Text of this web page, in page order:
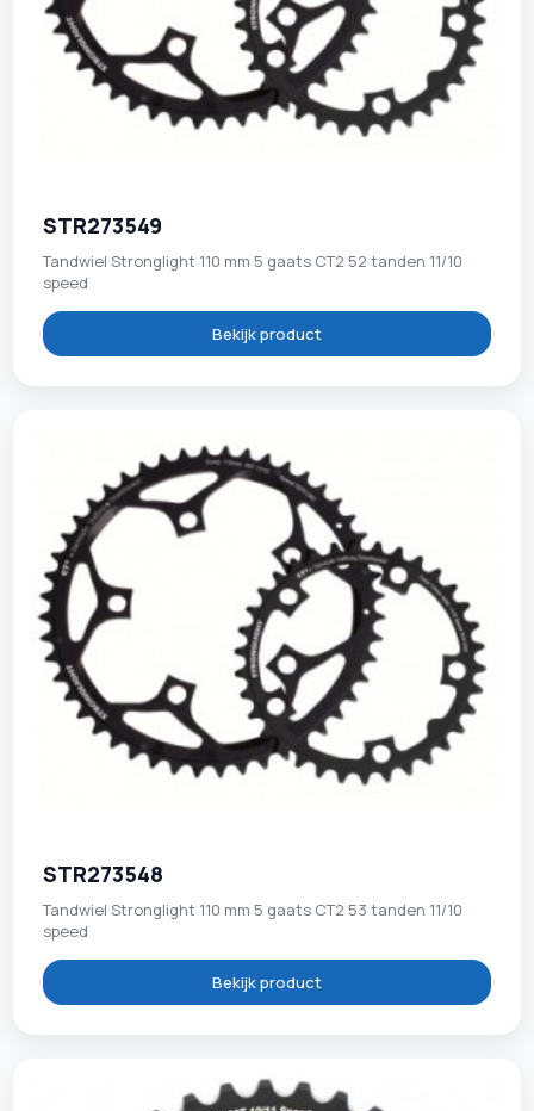
STR273549
Tandwiel Stronglight 110 mm 5 gaats CT2 52 tanden 11/10
speed
Bekijk product
STR273548
Tandwiel Stronglight 110 mm 5 gaats CT2 53 tanden 11/10
speed
Bekijk product